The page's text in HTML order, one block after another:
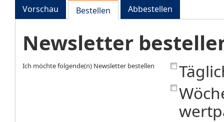
Vorschau Bestellen Abbestellen
Newsletter
Ich möchte folgende(n) Newsletter bestellen